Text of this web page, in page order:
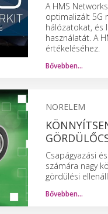
A HMS
optimalizált 5G
hálózatokat, és
használatát. A
értékeléséhez.
Bővebben…
NORELEM
Csapágyazási
számára nagy
gördülési
Bővebben…